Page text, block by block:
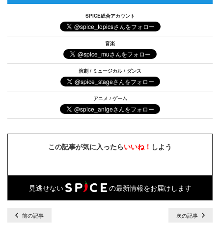
SPICE総合アカウント
音楽
演劇 / ミュージカル / ダンス
アニメ / ゲーム
この記事が気に入ったらいいね！ しよう
見逃せない の最新情報をお届けします
前の記事 次の記事